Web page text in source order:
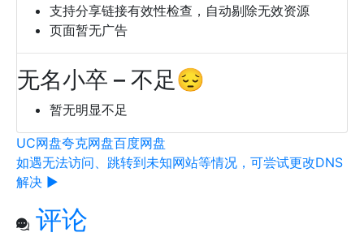
支持分享链接有效性检查，自动剔除无效资源
页面暂无广告
无名小卒 – 不足😔
暂无明显不足
UC网盘夸克网盘百度网盘
如遇无法访问、跳转到未知网站等情况，可尝试更改DNS
解决 ▶
评论